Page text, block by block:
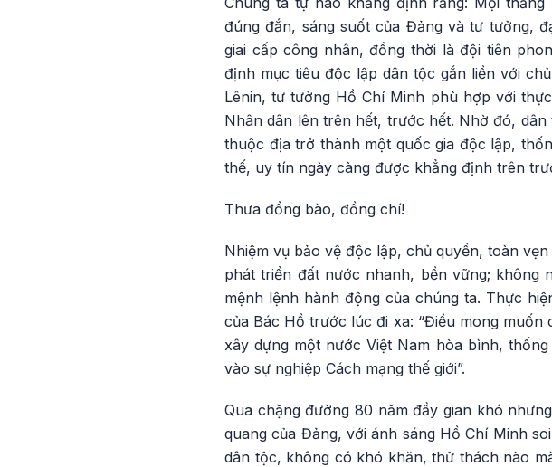
đúng đắn, sáng suốt của Đảng và tư tưởng,
giai cấp công nhân, đồng thời là đội tiên
định mục tiêu độc lập dân tộc gắn liền với
Lênin, tư tưởng Hồ Chí Minh phù hợp với
Nhân dân lên trên hết, trước hết. Nhờ đó,
thuộc địa trở thành một quốc gia độc lập,
thế, uy tín ngày càng được khẳng định trên
Thưa đồng bào, đồng chí!
Nhiệm vụ bảo vệ độc lập, chủ quyền, toàn
phát triển đất nước nhanh, bền vững; không
mệnh lệnh hành động của chúng ta. Thực
của Bác Hồ trước lúc đi xa: “Điều mong
xây dựng một nước Việt Nam hòa bình,
vào sự nghiệp Cách mạng thế giới”.
Qua chặng đường 80 năm đầy gian khó
quang của Đảng, với ánh sáng Hồ Chí Minh
dân tộc, không có khó khăn, thử thách nào